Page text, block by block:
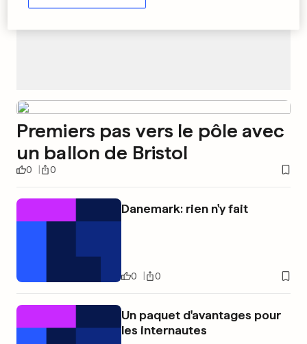
Premiers pas vers le pôle avec
un ballon de Bristol
0 0
Danemark: rien n'y fait
0 0
Un paquet d'avantages pour
les internautes